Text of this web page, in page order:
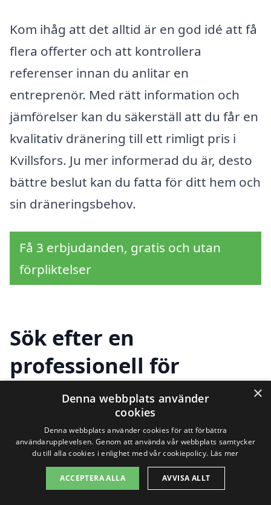
Kom ihåg att det alltid är en god idé att få
flera offerter och att kontrollera
referenser innan du anlitar en
entreprenör. Med rätt information och
jämförelser kan du säkerställ att du får en
kvalitativ dränering till ett rimligt pris i
Kvillsfors. Ju mer informerad du är, desto
bättre beslut kan du fatta för ditt hem och
sin dräneringsbehov.
Få 3 erbjudanden, gratis och utan
förpliktelser
Sök efter en
professionell för
dränering i andra
städer nära Kvillsfors
Att hitta rätt hjälp för dränering i Kvillsfors
kan vara en utmaning, särskilt om du vill
×
Denna webbplats använder
cookies
Denna webbplats använder cookies för att förbättra
användarupplevelsen. Genom att använda vår webbplats samtycker
du till alla cookies i enlighet med vår cookiepolicy. Läs mer
ACCEPTERA ALLA AVVISA ALLT